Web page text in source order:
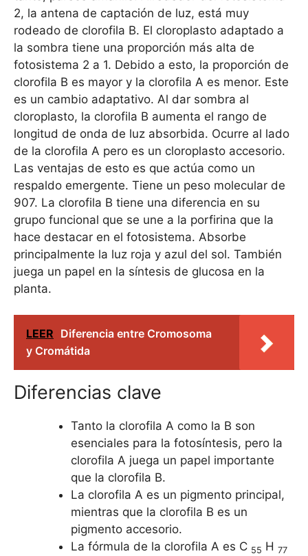
2, la antena de captación de luz, está muy
rodeado de clorofila B. El cloroplasto adaptado a
la sombra tiene una proporción más alta de
fotosistema 2 a 1. Debido a esto, la proporción de
clorofila B es mayor y la clorofila A es menor. Este
es un cambio adaptativo. Al dar sombra al
cloroplasto, la clorofila B aumenta el rango de
longitud de onda de luz absorbida. Ocurre al lado
de la clorofila A pero es un cloroplasto accesorio.
Las ventajas de esto es que actúa como un
respaldo emergente. Tiene un peso molecular de
907. La clorofila B tiene una diferencia en su
grupo funcional que se une a la porfirina que la
hace destacar en el fotosistema. Absorbe
principalmente la luz roja y azul del sol. También
juega un papel en la síntesis de glucosa en la
planta.
LEER Diferencia entre Cromosoma
y Cromátida
Diferencias clave
Tanto la clorofila A como la B son
esenciales para la fotosíntesis, pero la
clorofila A juega un papel importante
que la clorofila B.
La clorofila A es un pigmento principal,
mientras que la clorofila B es un
pigmento accesorio.
La fórmula de la clorofila A es C 55 H 77